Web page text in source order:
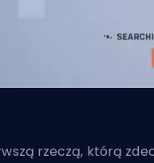
rzeczą, którą